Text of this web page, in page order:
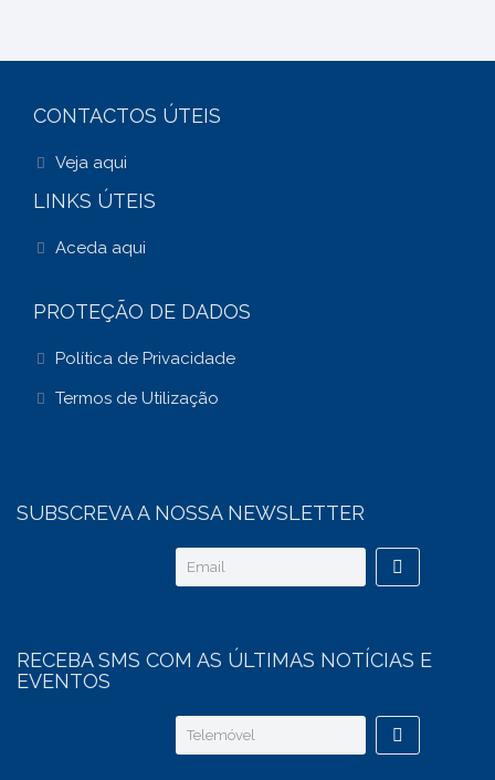
CONTACTOS ÚTEIS
Veja aqui
LINKS ÚTEIS
Aceda aqui
PROTEÇÃO DE DADOS
Política de Privacidade
Termos de Utilização
SUBSCREVA A NOSSA NEWSLETTER
RECEBA SMS COM AS ÚLTIMAS NOTÍCIAS E
EVENTOS